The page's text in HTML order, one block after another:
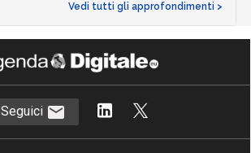
Vedi tutti gli approfondimenti >
Seguici